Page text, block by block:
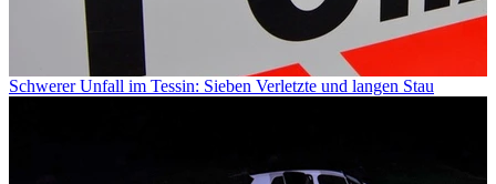
Schwerer Unfall im Tessin: Sieben Verletzte und langen Stau